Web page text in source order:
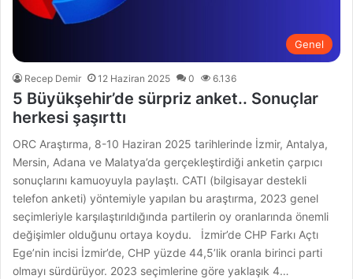
Genel
Recep Demir 12 Haziran 2025 0 6.136
5 Büyükşehir’de sürpriz anket.. Sonuçlar
herkesi şaşırttı
ORC Araştırma, 8-10 Haziran 2025 tarihlerinde İzmir, Antalya,
Mersin, Adana ve Malatya’da gerçekleştirdiği anketin çarpıcı
sonuçlarını kamuoyuyla paylaştı. CATI (bilgisayar destekli
telefon anketi) yöntemiyle yapılan bu araştırma, 2023 genel
seçimleriyle karşılaştırıldığında partilerin oy oranlarında önemli
değişimler olduğunu ortaya koydu. İzmir’de CHP Farkı Açtı
Ege’nin incisi İzmir’de, CHP yüzde 44,5’lik oranla birinci parti
olmayı sürdürüyor. 2023 seçimlerine göre yaklaşık 4…